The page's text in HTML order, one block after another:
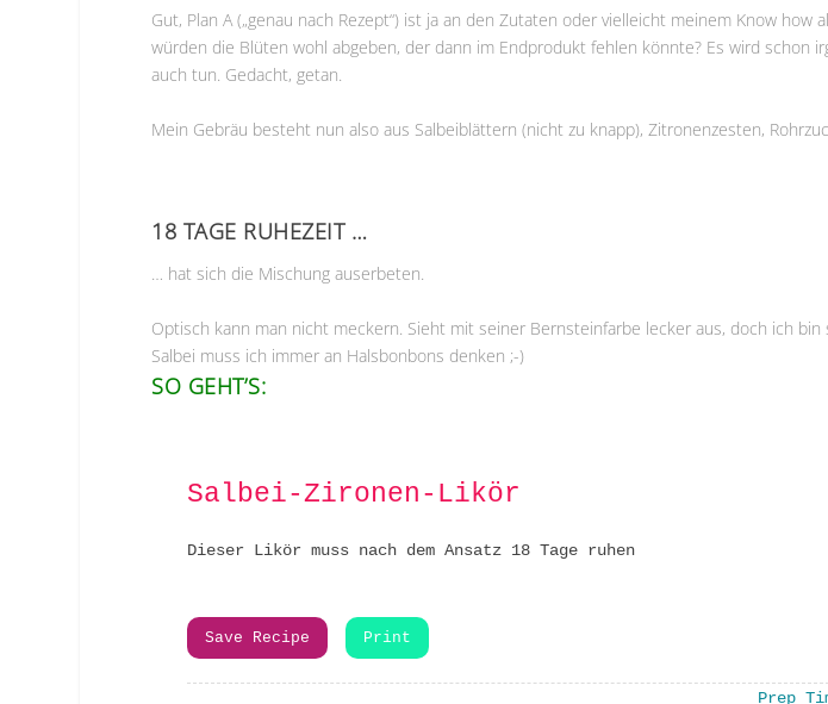
Gut, Plan A („genau nach Rezept“) ist ja an den Zutaten oder vielleicht meinem Know
würden die Blüten wohl abgeben, der dann im Endprodukt fehlen könnte? Es wird schon
auch tun. Gedacht, getan.
Mein Gebräu besteht nun also aus Salbeiblättern (nicht zu knapp), Zitronenzesten,
18 TAGE RUHEZEIT …
… hat sich die Mischung auserbeten.
Optisch kann man nicht meckern. Sieht mit seiner Bernsteinfarbe lecker aus, doch ich
Salbei muss ich immer an Halsbonbons denken ;-)
SO GEHT’S:
Salbei-Zironen-Likör
Dieser Likör muss nach dem Ansatz 18 Tage ruhen
Save Recipe Print
Prep